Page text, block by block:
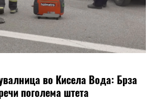
во Кисела Вода: Брза
поголема штета